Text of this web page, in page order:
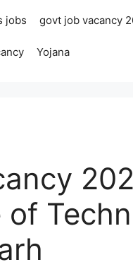
jobs govt job vacancy
Yojana